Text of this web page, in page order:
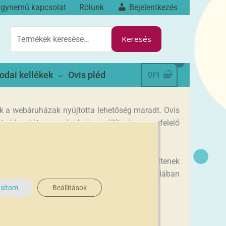
kapcsolat Rólunk
Bejelentkezés
Keresés
kellékek Ovis pléd 0Ft
a webáruházak nyújtotta lehetőség maradt. Ovis
saját magadnak összeállítani a megfelelő
az adott darabot. A kicsik még sok időt töltenek
teszi a délutáni alvást, még az óvodában
Beállítások